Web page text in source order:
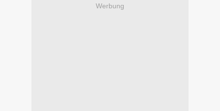
Werbung